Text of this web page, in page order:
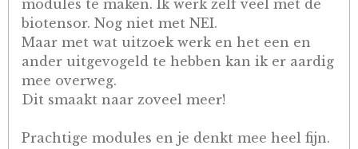
modules te maken. Ik werk zelf veel met de
biotensor. Nog niet met NEI.
Maar met wat uitzoek werk en het een en
ander uitgevogeld te hebben kan ik er aardig
mee overweg.
Dit smaakt naar zoveel meer!
Prachtige modules en je denkt mee heel fijn.